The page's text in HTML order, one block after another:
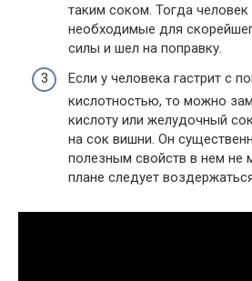
таким соком. Тогда человек
необходимые для
силы и шел на поправку.
Если у человека гастрит с
кислотностью, то можно
кислоту или желудочный
на сок вишни. Он
полезным свойств в нем не
плане следует